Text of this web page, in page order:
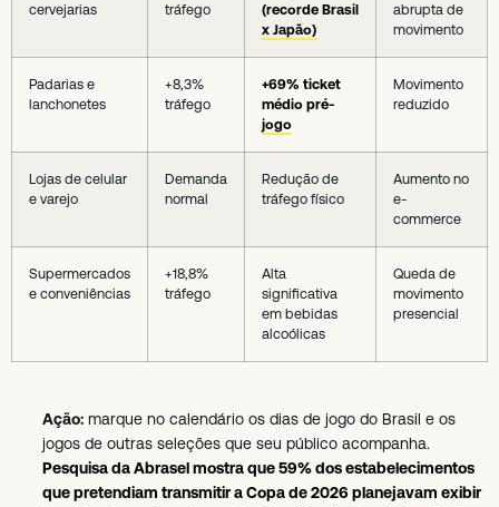
cervejarias
tráfego
(recorde Brasil
x Japão)
abrupta de
movimento
Padarias e
lanchonetes
+8,3%
tráfego
+69% ticket
médio pré-
jogo
Movimento
reduzido
Lojas de celular
e varejo
Demanda
normal
Redução de
tráfego físico
Aumento no
e-
commerce
Supermercados
e conveniências
+18,8%
tráfego
Alta
significativa
em bebidas
alcoólicas
Queda de
movimento
presencial
Ação: marque no calendário os dias de jogo do Brasil e os
jogos de outras seleções que seu público acompanha.
Pesquisa da Abrasel mostra que 59% dos estabelecimentos
que pretendiam transmitir a Copa de 2026 planejavam exibir